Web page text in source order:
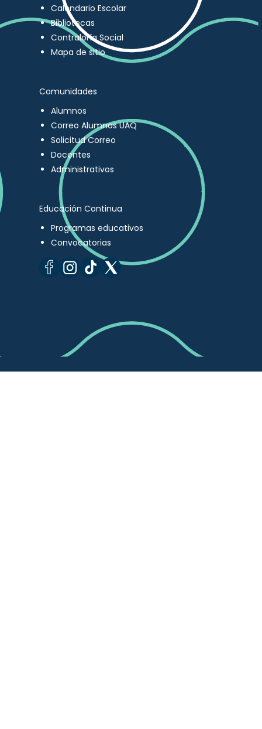
Calendario Escolar
Bibliotecas
Contraloría Social
Mapa de sitio
Comunidades
Alumnos
Correo Alumnos UAQ
Solicitud Correo
Docentes
Administrativos
Educación Continua
Programas educativos
Convocatorias